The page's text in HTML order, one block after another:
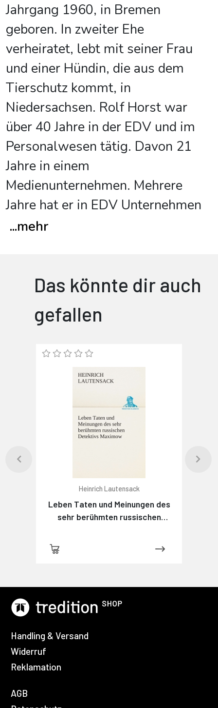
Jahrgang 1960, in Bremen
geboren. In zweiter Ehe
verheiratet, lebt mit seiner Frau
und einer Hündin, die aus dem
Tierschutz kommt, in
Niedersachsen. Rolf Horst war
über 40 Jahre in der EDV und im
Personalwesen tätig. Davon 21
Jahre in einem
Medienunternehmen. Mehrere
Jahre hat er in EDV Unternehmen
...mehr
Das könnte dir auch
gefallen
Heinrich Lautensack
Leben Taten und Meinungen des
sehr berühmten russischen
Handling & Versand
Widerruf
Reklamation
AGB